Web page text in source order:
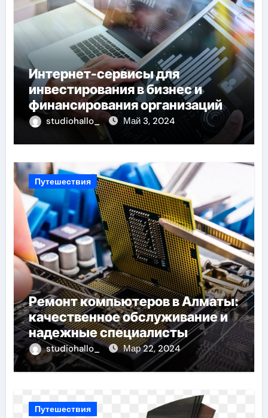
Интернет-сервисы для
инвестирования в бизнес и
финансирования организаций
studiohallo_ Май 3, 2024
Путешествия
Ремонт компьютеров в Алматы:
качественное обслуживание и
надежные специалисты
studiohallo_ Мар 22, 2024
Путешествия